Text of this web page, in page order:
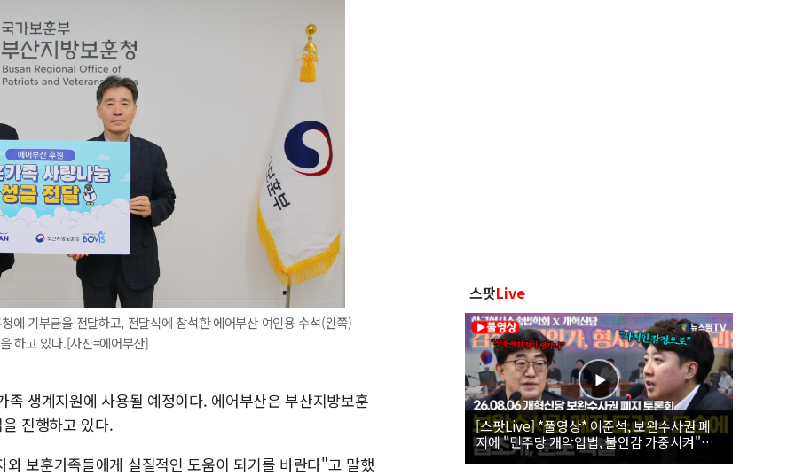
에 기부금을 전달하고, 전달식에 참석한 에어부산 여인용 수석(왼쪽)
하고 있다.[사진=에어부산]
생계지원에 사용될 예정이다. 에어부산은 부산지방보훈
진행하고 있다.
보훈가족들에게 실질적인 도움이 되기를 바란다"고 말했
스팟Live
[스팟Live] *풀영상* 이준석, 보완수사권 폐
지에 "민주당 개악입법, 불안감 가중시켜"｜
26.08.06 개혁신당 보완수사권 폐지 토론회